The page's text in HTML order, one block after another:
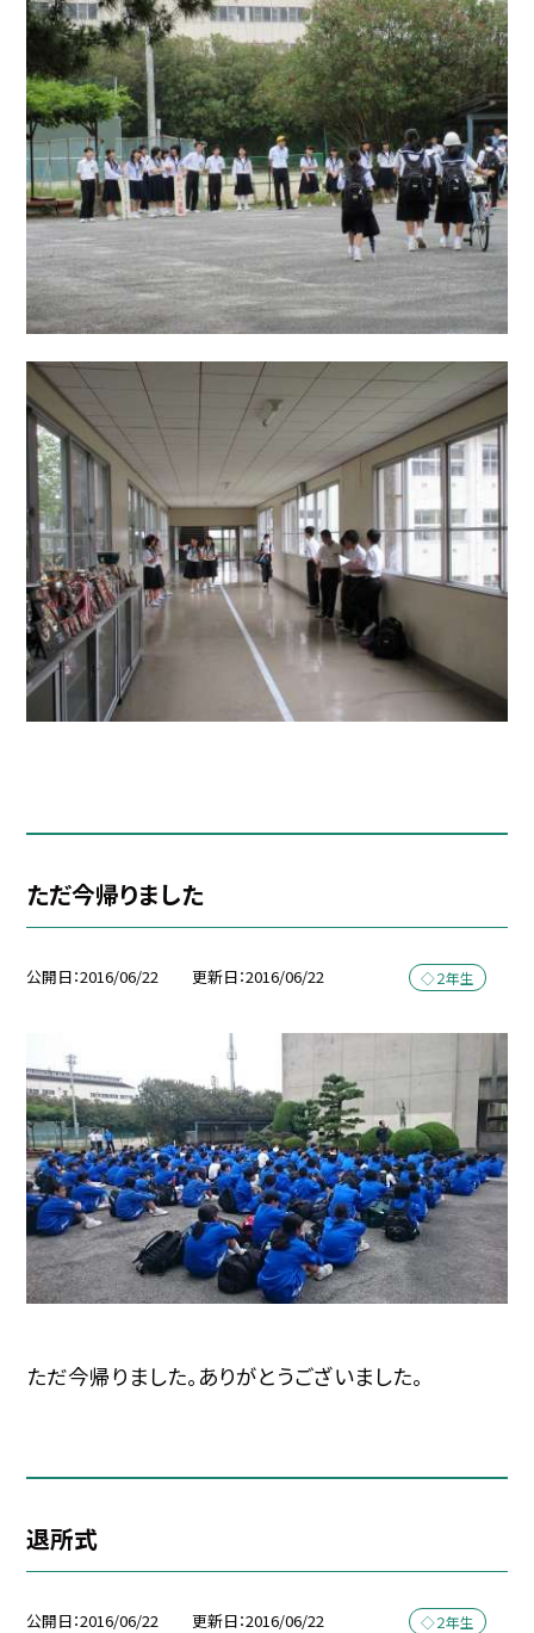
ただ今帰りました
公開日 2016/06/22 更新日 2016/06/22 ◇２年生
ただ今帰りました。ありがとうございました。
退所式
公開日 2016/06/22 更新日 2016/06/22 ◇２年生